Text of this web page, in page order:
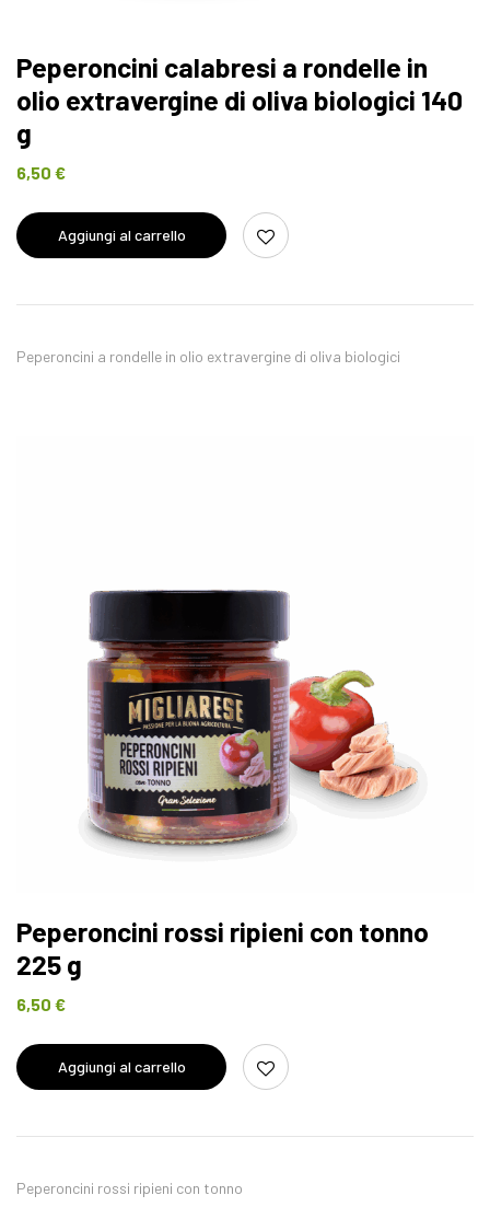
Peperoncini calabresi a rondelle in
olio extravergine di oliva biologici 140
g
6,50 €
Aggiungi al carrello
Peperoncini a rondelle in olio extravergine di oliva biologici
Peperoncini rossi ripieni con tonno
225 g
6,50 €
Aggiungi al carrello
Peperoncini rossi ripieni con tonno